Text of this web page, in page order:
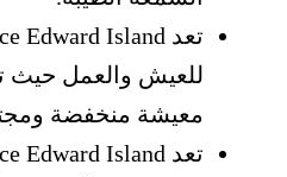
للعيش والعمل حيث
معيشة منخفضة